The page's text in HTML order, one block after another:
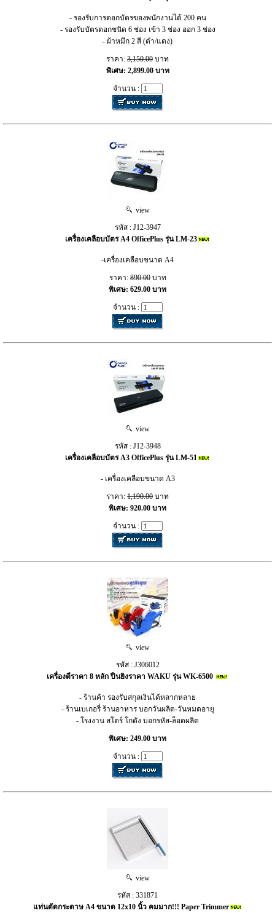
- รองรับการตอกบัตรของพนักงานได้ 200 คน
- รองรับบัตรตอกชนิด 6 ช่อง เข้า 3 ช่อง ออก 3 ช่อง
- ผ้าหมึก 2 สี (ดำ/แดง)
ราคา: 3,150.00 บาท
พิเศษ: 2,899.00 บาท
จำนวน :
view
รหัส : J12-3947
เครื่องเคลือบบัตร A4 OfficePlus รุ่น LM-23
-เครื่องเคลือบขนาด A4
ราคา:890.00บาท
พิเศษ: 629.00 บาท
จำนวน :
view
รหัส : J12-3948
เครื่องเคลือบบัตร A3 OfficePlus รุ่น LM-51
- เครื่องเคลือบขนาด A3
ราคา: 1,190.00 บาท
พิเศษ: 920.00 บาท
จำนวน :
view
รหัส : J306012
เครื่องตีราคา 8 หลัก ปืนยิงราคา WAKU รุ่น WK-6500
- ร้านค้า รองรับสกุลเงินได้หลากหลาย
- ร้านเบเกอรี่ ร้านอาหาร บอกวันผลิต-วันหมดอายุ
- โรงงาน สโตร์ โกดัง บอกรหัส-ล็อตผลิต
พิเศษ: 249.00 บาท
จำนวน :
view
รหัส : 331871
แท่นตัดกระดาษ A4 ขนาด 12x10 นิ้ว คมมาก!!! Paper Trimmer